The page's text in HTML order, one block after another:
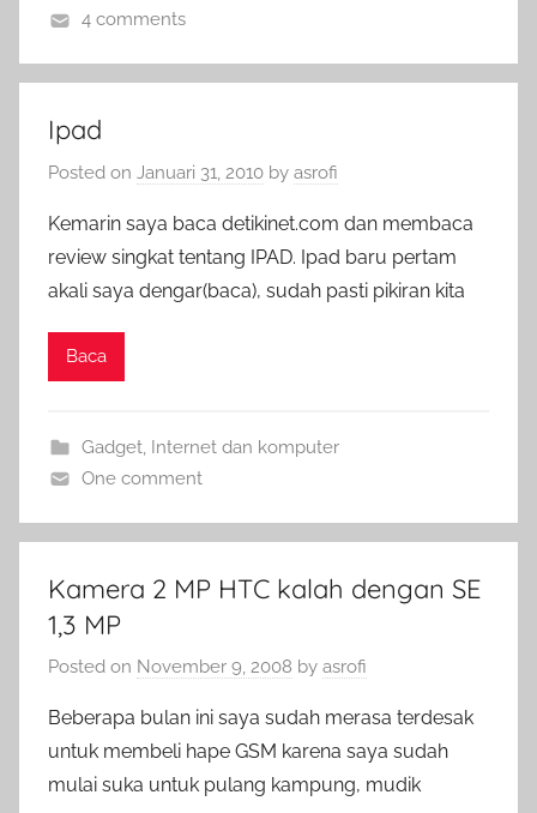
4 comments
Ipad
Posted on Januari 31, 2010 by asrofi
Kemarin saya baca detikinet.com dan membaca
review singkat tentang IPAD. Ipad baru pertam
akali saya dengar(baca), sudah pasti pikiran kita
Baca
Gadget, Internet dan komputer
One comment
Kamera 2 MP HTC kalah dengan SE
1,3 MP
Posted on November 9, 2008 by asrofi
Beberapa bulan ini saya sudah merasa terdesak
untuk membeli hape GSM karena saya sudah
mulai suka untuk pulang kampung, mudik